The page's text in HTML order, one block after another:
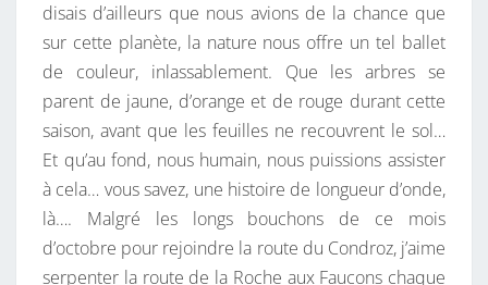
O
M
N
E
disais d’ailleurs que nous avions de la chance que
sur cette planète, la nature nous offre un tel ballet
de couleur, inlassablement. Que les arbres se
parent de jaune, d’orange et de rouge durant cette
saison, avant que les feuilles ne recouvrent le sol…
Et qu’au fond, nous humain, nous puissions assister
à cela… vous savez, une histoire de longueur d’onde,
là…. Malgré les longs bouchons de ce mois
d’octobre pour rejoindre la route du Condroz, j’aime
serpenter la route de la Roche aux Faucons chaque